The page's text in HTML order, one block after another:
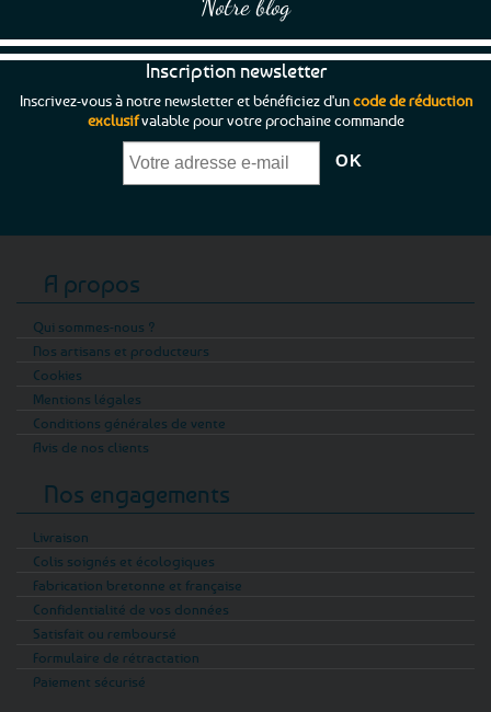
Inscription newsletter
Inscrivez-vous à notre newsletter et bénéficiez d'uncode de réduction
exclusifvalable pour votre prochaine commande
A propos
Qui sommes-nous ?
Nos artisans et producteurs
Cookies
Mentions légales
Conditions générales de vente
Avis de nos clients
Nos engagements
Livraison
Colis soignés et écologiques
Fabrication bretonne et française
Confidentialité de vos données
Satisfait ou remboursé
Formulaire de rétractation
Paiement sécurisé